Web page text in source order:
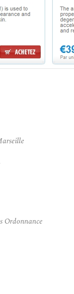
Ordonnance